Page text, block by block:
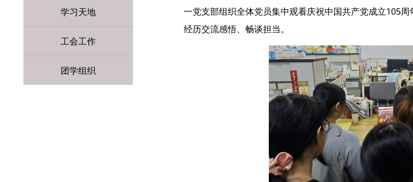
学习天地
工会工作
团学组织
一党支部组织全体党员集中观看庆祝中国共产党成立105
经历交流感悟、畅谈担当。